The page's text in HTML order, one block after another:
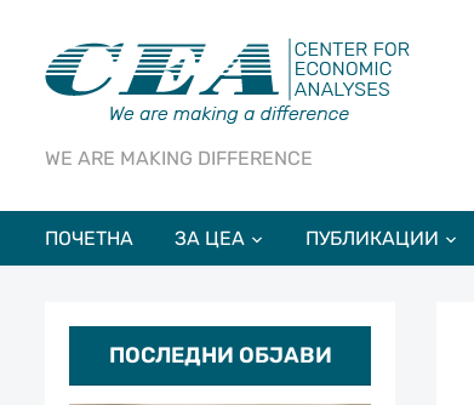
WE ARE MAKING DIFFERENCE
ПОЧЕТНА ЗА ЦЕА ПУБЛИКАЦИИ
ПОСЛЕДНИ ОБЈАВИ